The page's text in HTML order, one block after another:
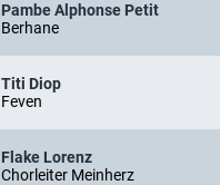
Pambe Alphonse Petit
Berhane
Titi Diop
Feven
Flake Lorenz
Chorleiter Meinherz